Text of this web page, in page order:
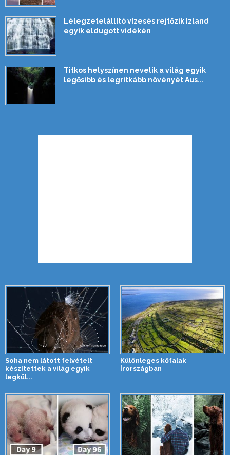
Lélegzetelállító vízesés rejtőzik Izland
egyik eldugott vidékén
Titkos helyszínen nevelik a világ egyik
legősibb és legritkább növényét Aus...
Soha nem látott felvételt
készítettek a világ egyik
legkül...
Különleges kőfalak
Írországban